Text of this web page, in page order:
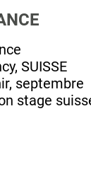
SUISSE
septembre
stage